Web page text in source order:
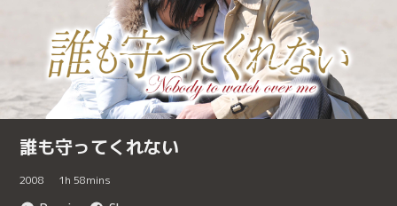
誰も守ってくれない
2008 1h 58mins